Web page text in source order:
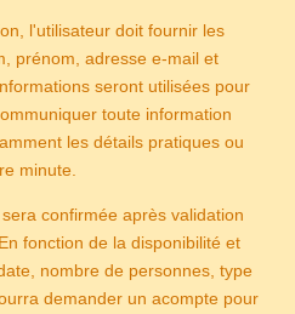
l'utilisateur doit fournir les
prénom, adresse e-mail et
seront utilisées pour
toute information
les détails pratiques ou
minute.
confirmée après validation
fonction de la disponibilité et
nombre de personnes, type
demander un acompte pour